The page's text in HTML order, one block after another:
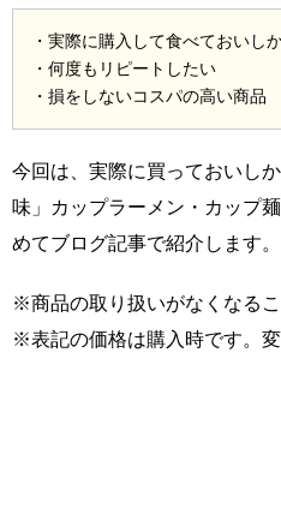
・実際に購入して食べておいし
・何度もリピートしたい
・損をしないコスパの高い商品
今回は、実際に買っておいし
味」カップラーメン・カップ
めてブログ記事で紹介します。
※商品の取り扱いがなくなるこ
※表記の価格は購入時です。変